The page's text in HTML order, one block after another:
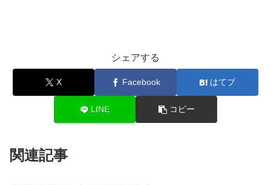
シェアする
X Facebook はてブ
LINE コピー
関連記事